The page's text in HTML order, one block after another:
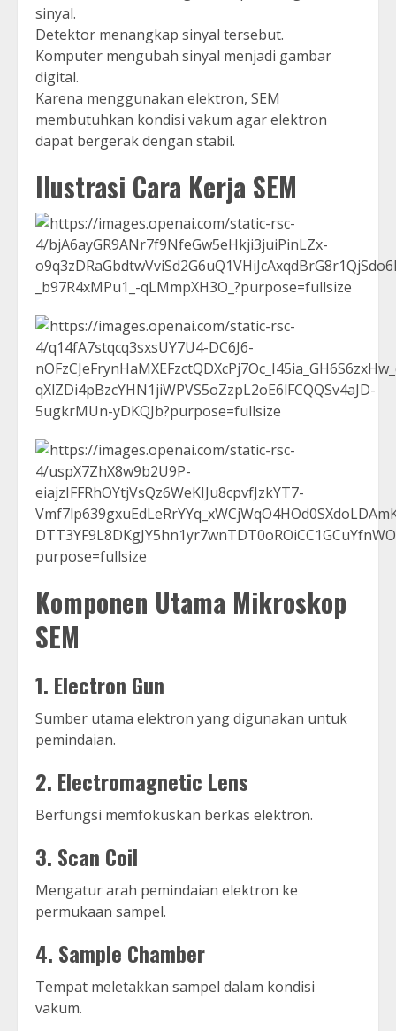
sinyal.
Detektor menangkap sinyal tersebut.
Komputer mengubah sinyal menjadi gambar
digital.
Karena menggunakan elektron, SEM
membutuhkan kondisi vakum agar elektron
dapat bergerak dengan stabil.
Ilustrasi Cara Kerja SEM
Komponen Utama Mikroskop
SEM
1. Electron Gun
Sumber utama elektron yang digunakan untuk
pemindaian.
2. Electromagnetic Lens
Berfungsi memfokuskan berkas elektron.
3. Scan Coil
Mengatur arah pemindaian elektron ke
permukaan sampel.
4. Sample Chamber
Tempat meletakkan sampel dalam kondisi
vakum.